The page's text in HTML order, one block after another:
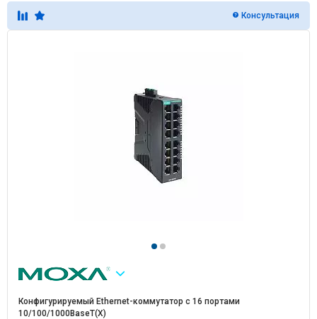
Консультация
Конфигурируемый Ethernet-коммутатор с 16 портами
10/100/1000BaseT(X)